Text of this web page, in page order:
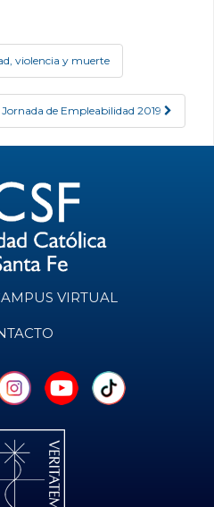
violencia y muerte
Jornada de Empleabilidad 2019
VIRTUAL